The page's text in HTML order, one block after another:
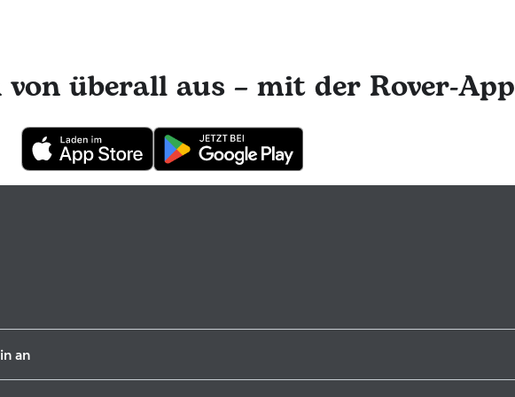
überall aus – mit der Rover-App
an